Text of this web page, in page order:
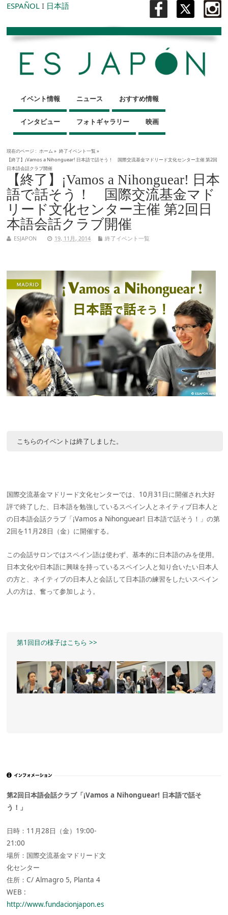
ESPAÑOL I 日本語
イベント情報 ニュース おすすめ情報
インタビュー フォトギャラリー 映画
現在のページ : ホーム » 終了イベント一覧»
【終了】¡Vamos a Nihonguear! 日本語で話そう！ 国際交流基金マドリード文化センター主催 第2回
日本語会話クラブ開催
【終了】¡Vamos a Nihonguear! 日本
語で話そう！ 国際交流基金マド
リード文化センター主催 第2回日
本語会話クラブ開催
ESJAPON 19, 11月, 2014 終了イベント一覧
こちらのイベントは終了しました。
国際交流基金マドリード文化センターでは、10月31日に開催され大好
評で終了した、日本語を勉強しているスペイン人とネイティブ日本人と
の日本語会話クラブ「¡Vamos a Nihonguear! 日本語で話そう！」の第
2回を11月28日（金）に開催する。
この会話サロンではスペイン語は使わず、基本的に日本語のみを使用。
日本文化や日本語に興味を持っているスペイン人と知り合いたい日本人
の方と、ネイティブの日本人と会話して日本語の練習をしたいスペイン
人の方は、奮って参加しよう。
第1回目の様子はこちら >>
第2回日本語会話クラブ「¡Vamos a Nihonguear! 日本語で話そ
う！」
日時：11月28日（金）19:00-
21:00
場所：国際交流基金マドリード文
化センター
住所：C/ Almagro 5, Planta 4
WEB :
http://www.fundacionjapon.es